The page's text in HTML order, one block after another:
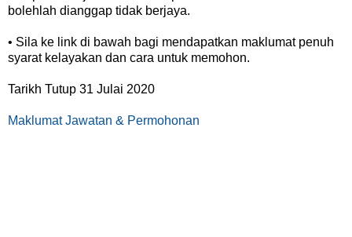
bolehlah dianggap tidak berjaya.
• Sila ke link di bawah bagi mendapatkan maklumat penuh
syarat kelayakan dan cara untuk memohon.
Tarikh Tutup 31 Julai 2020
Maklumat Jawatan & Permohonan